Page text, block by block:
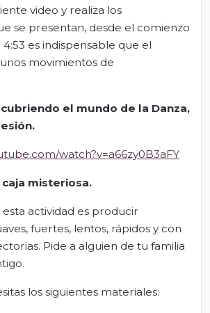
video y realiza los
se presentan, desde el comienzo
es indispensable que el
movimientos de
el mundo de la Danza,
watch?v=a66zy0B3aFY
caja misteriosa.
actividad es producir
fuertes, lentos, rápidos y con
Pide a alguien de tu familia
los siguientes materiales: